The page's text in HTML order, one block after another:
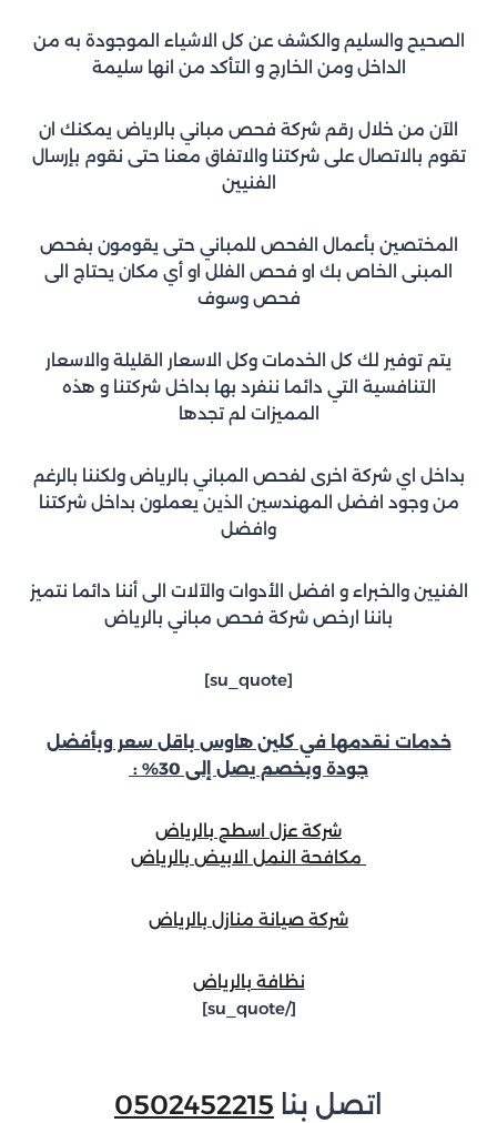
الصحيح والسليم والكشف عن كل الاشياء الموجودة به من
الداخل ومن الخارج و التأكد من انها سليمة
الآن من خلال رقم شركة فحص مباني بالرياض يمكنك ان
تقوم بالاتصال على شركتنا والاتفاق معنا حتى نقوم بإرسال
الفنيين
المختصين بأعمال الفحص للمباني حتى يقومون بفحص
المبنى الخاص بك او فحص الفلل او أي مكان يحتاج الى
فحص وسوف
يتم توفير لك كل الخدمات وكل الاسعار القليلة والاسعار
التنافسية التي دائما ننفرد بها بداخل شركتنا و هذه
المميزات لم تجدها
بداخل اي شركة اخرى لفحص المباني بالرياض ولكننا بالرغم
من وجود افضل المهندسين الذين يعملون بداخل شركتنا
وافضل
الفنيين والخبراء و افضل الأدوات والآلات الى أننا دائما نتميز
باننا ارخص شركة فحص مباني بالرياض
[su_quote]
خدمات نقدمها في كلين هاوس باقل سعر وبأفضل
جودة وبخصم يصل إلى 30% :
شركة عزل اسطح بالرياض
مكافحة النمل الابيض بالرياض
شركة صيانة منازل بالرياض
نظافة بالرياض
[/su_quote]
اتصل بنا 0502452215